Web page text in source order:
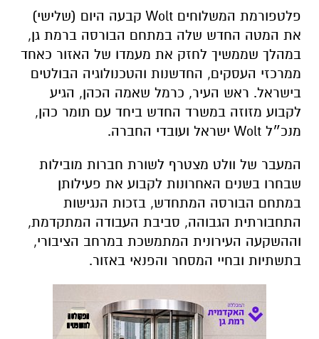
פלטפורמת המשלוחים Wolt קבעה היום (שלישי)
את המטה החדש שלה במתחם הבורסה ברמת גן,
במהלך שממשיך לחזק את מעמדו של האזור כאחד
ממרכזי העסקים, החדשנות והטכנולוגיה הבולטים
בישראל. ראש העיר, כרמל שאמה הכהן, הגיע
לקבוע מזוזה במשרד החדש ביחד עם תומר כהן,
מנכ״ל Wolt ישראל ועובדי החברה.
המעבר של וולט מצטרף לשורת חברות מובילות
שבחרו בשנים האחרונות לקבוע את פעילותן
במתחם הבורסה המתחדש, בזכות הנגישות
התחבורתית הגבוהה, סביבת העבודה המתקדמת,
וההשקעה העירונית המתמשכת במרחב הציבורי,
בתשתיות ובחיי המסחר והפנאי באזור.